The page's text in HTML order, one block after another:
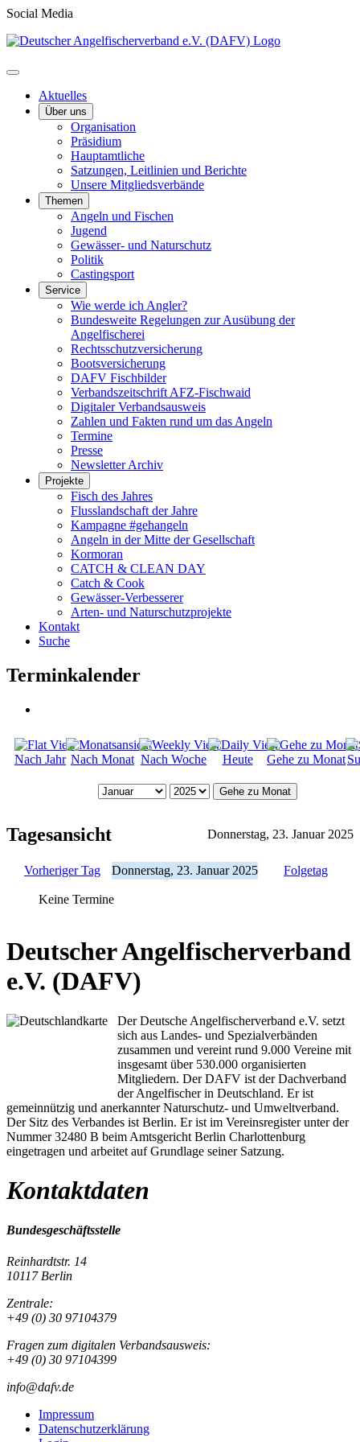
Social Media
Aktuelles
Über uns
Organisation
Präsidium
Hauptamtliche
Satzungen, Leitlinien und Berichte
Unsere Mitgliedsverbände
Themen
Angeln und Fischen
Jugend
Gewässer- und Naturschutz
Politik
Castingsport
Service
Wie werde ich Angler?
Bundesweite Regelungen zur Ausübung der
Angelfischerei
Rechtsschutzversicherung
Bootsversicherung
DAFV Fischbilder
Verbandszeitschrift AFZ-Fischwaid
Digitaler Verbandsausweis
Zahlen und Fakten rund um das Angeln
Termine
Presse
Newsletter Archiv
Projekte
Fisch des Jahres
Flusslandschaft der Jahre
Kampagne #gehangeln
Angeln in der Mitte der Gesellschaft
Kormoran
CATCH & CLEAN DAY
Catch & Cook
Gewässer-Verbesserer
Arten- und Naturschutzprojekte
Kontakt
Suche
Terminkalender
Nach Jahr Nach Monat Nach Woche Heute Gehe zu Monat
Gehe zu Monat
Tagesansicht Donnerstag, 23. Januar 2025
Vorheriger Tag Donnerstag, 23. Januar 2025 Folgetag
Keine Termine
Deutscher Angelfischerverband
e.V. (DAFV)
Der Deutsche Angelfischerverband e.V. setzt
sich aus Landes- und Spezialverbänden
zusammen und vereint rund 9.000 Vereine mit
insgesamt über 530.000 organisierten
Mitgliedern. Der DAFV ist der Dachverband
der Angelfischer in Deutschland. Er ist
gemeinnützig und anerkannter Naturschutz- und Umweltverband.
Der Sitz des Verbandes ist Berlin. Er ist im Vereinsregister unter der
Nummer 32480 B beim Amtsgericht Berlin Charlottenburg
eingetragen und arbeitet auf Grundlage seiner Satzung.
Kontaktdaten
Bundesgeschäftsstelle
Reinhardtstr. 14
10117 Berlin
Zentrale:
+49 (0) 30 97104379
Fragen zum digitalen Verbandsausweis:
+49 (0) 30 97104399
info@dafv.de
Impressum
Datenschutzerklärung